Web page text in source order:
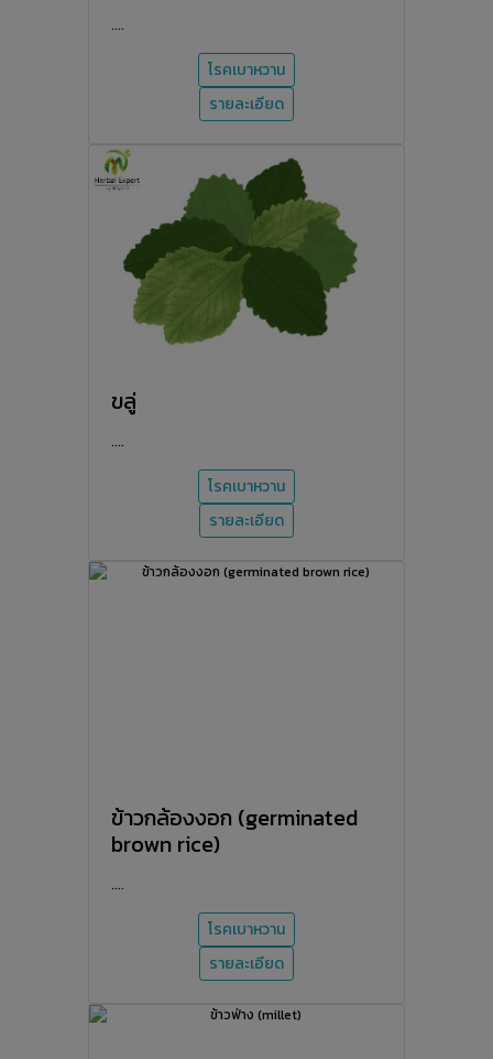
....
โรคเบาหวาน
รายละเอียด
ขลู่
....
โรคเบาหวาน
รายละเอียด
ข้าวกล้องงอก (germinated
brown rice)
....
โรคเบาหวาน
รายละเอียด